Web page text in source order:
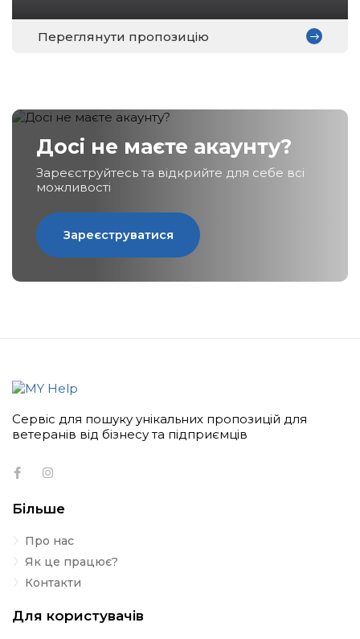
Переглянути пропозицію
Досі не маєте акаунту?
Зареєструйтесь та відкрийте для себе всі
можливості
Сервіс для пошуку унікальних пропозицій для
ветеранів від бізнесу та підприємців
Більше
Про нас
Як це працює?
Контакти
Для користувачів